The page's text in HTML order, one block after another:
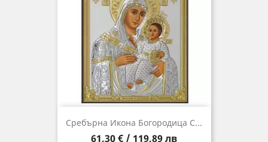
Сребърна Икона Богородица С...
Цена
61,30 € / 119,89 лв